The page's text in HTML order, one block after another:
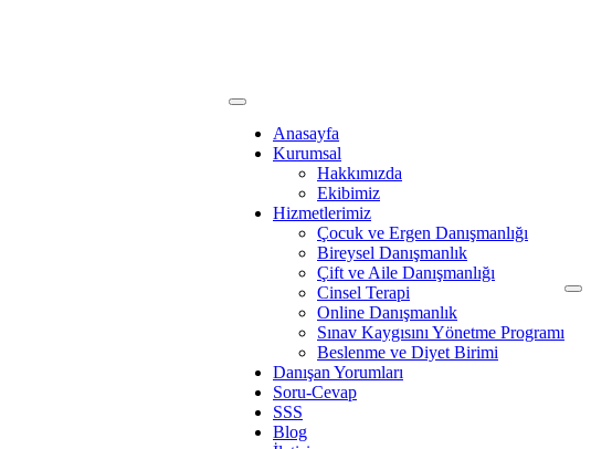
Anasayfa
Kurumsal
Hakkımızda
Ekibimiz
Hizmetlerimiz
Çocuk ve Ergen Danışmanlığı
Bireysel Danışmanlık
Çift ve Aile Danışmanlığı
Cinsel Terapi
Online Danışmanlık
Sınav Kaygısını Yönetme Programı
Beslenme ve Diyet Birimi
Danışan Yorumları
Soru-Cevap
SSS
Blog